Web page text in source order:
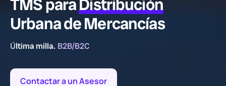
TMS paraDistribución
Urbana de Mercancías
Última milla. B2B/B2C
Contactar a un Asesor